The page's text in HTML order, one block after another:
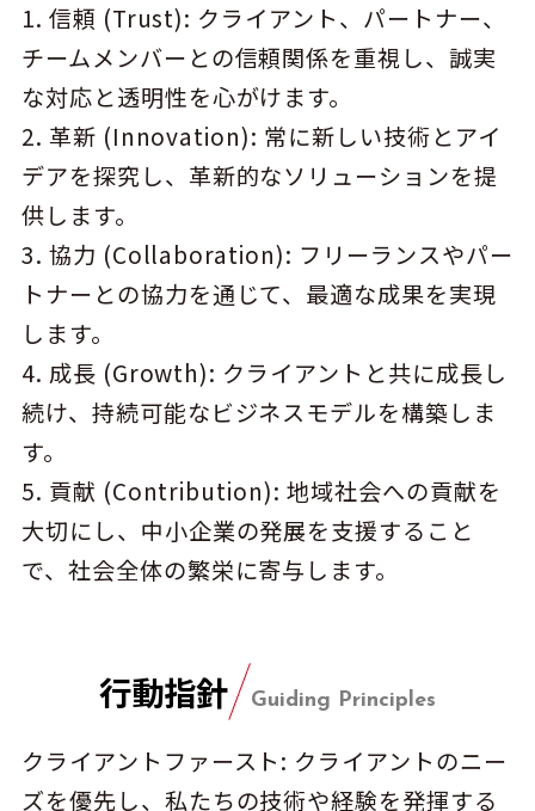
1. 信頼 (Trust): クライアント、パートナー、
チームメンバーとの信頼関係を重視し、誠実
な対応と透明性を心がけます。
2. 革新 (Innovation): 常に新しい技術とアイ
デアを探究し、革新的なソリューションを提
供します。
3. 協力 (Collaboration): フリーランスやパー
トナーとの協力を通じて、最適な成果を実現
します。
4. 成長 (Growth): クライアントと共に成長し
続け、持続可能なビジネスモデルを構築しま
す。
5. 貢献 (Contribution): 地域社会への貢献を
大切にし、中小企業の発展を支援すること
で、社会全体の繁栄に寄与します。
行動指針 Guiding Principles
クライアントファースト: クライアントのニー
ズを優先し、私たちの技術や経験を発揮する